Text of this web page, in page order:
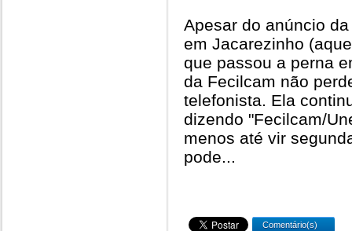
Apesar do anúncio
em Jacarezinho
que passou a perna
da Fecilcam não
telefonista. Ela
dizendo "Fecilcam/
menos até vir
pode...
Comentário(s)